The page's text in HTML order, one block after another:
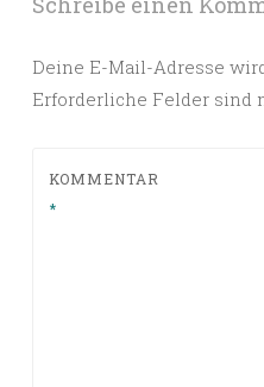
Deine E-Mail-Adresse
Erforderliche Felder sind
KOMMENTAR
*